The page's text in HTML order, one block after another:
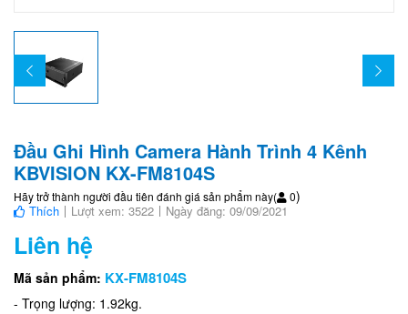
Đầu Ghi Hình Camera Hành Trình 4 Kênh
KBVISION KX-FM8104S
Hãy trở thành người đầu tiên đánh giá sản phẩm này( 0)
Thích Lượt xem: 3522 Ngày đăng: 09/09/2021
Liên hệ
Mã sản phẩm: KX-FM8104S
- Trọng lượng: 1.92kg.